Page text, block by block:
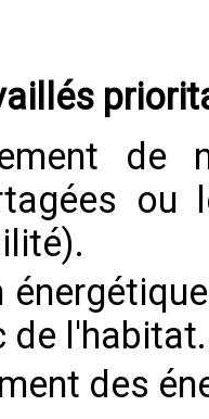
de
de l'habitat.
des